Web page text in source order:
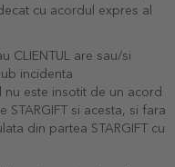
cu acordul expres al
CLIENTUL are sau/si
incidenta
nu este insotit de un acord
si acesta, si fara
din partea STARGIFT cu